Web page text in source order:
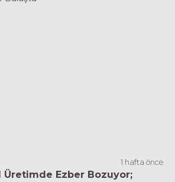
1 hafta önce
Üretimde Ezber Bozuyor;